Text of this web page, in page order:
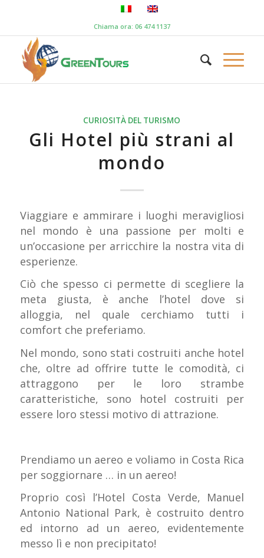
Chiama ora: 06 474 1137
CURIOSITÀ DEL TURISMO
Gli Hotel più strani al
mondo
Viaggiare e ammirare i luoghi meravigliosi
nel mondo è una passione per molti e
un’occasione per arricchire la nostra vita di
esperienze.
Ciò che spesso ci permette di scegliere la
meta giusta, è anche l’hotel dove si
alloggia, nel quale cerchiamo tutti i
comfort che preferiamo.
Nel mondo, sono stati costruiti anche hotel
che, oltre ad offrire tutte le comodità, ci
attraggono per le loro strambe
caratteristiche, sono hotel costruiti per
essere loro stessi motivo di attrazione.
Prendiamo un aereo e voliamo in Costa Rica
per soggiornare … in un aereo!
Proprio così l’Hotel Costa Verde, Manuel
Antonio National Park, è costruito dentro
ed intorno ad un aereo, evidentemente
messo lì e non precipitato!